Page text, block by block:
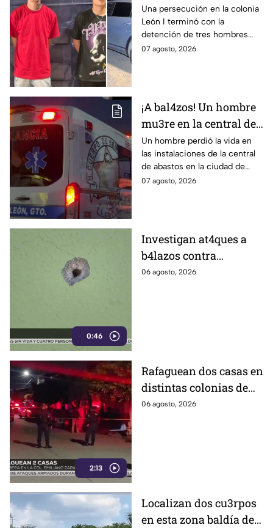
colonia León I: Así
IDENTIFICARON y
DETUVIERON a tres
hombres, en León
Una persecución en la colonia
León I terminó con la
detención de tres hombres
que viajaban en una
07 agosto, 2026
¡A bal4zos! Un hombre
mu3re en la central de
abastos; esto es lo que
se sabe
Un hombre perdió la vida en
las instalaciones de la central
de abastos en la ciudad de
León, tras ser víctima de un
07 agosto, 2026
0:46
Investigan at4ques a
b4lazos contra
distintos domicilios en
06 agosto, 2026
2:13
Rafaguean dos casas en
distintas colonias de
Celaya; esto fue lo que
06 agosto, 2026
Localizan dos cu3rpos
en esta zona baldía de